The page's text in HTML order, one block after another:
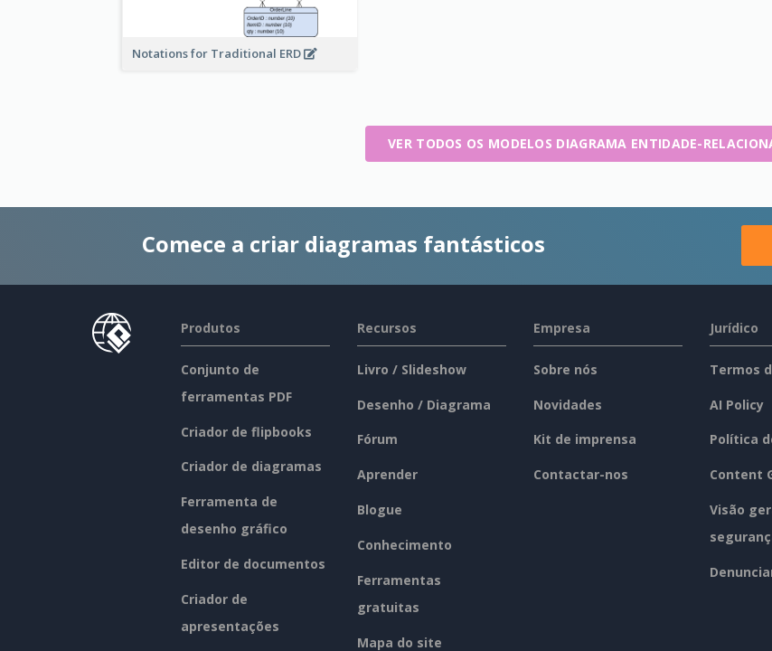
Notations for Traditional ERD
VER TODOS OS MODELOS DIAGRAMA ENTIDADE-
Comece a criar diagramas fantásticos
Produtos
Conjunto de
ferramentas PDF
Criador de flipbooks
Criador de diagramas
Ferramenta de
desenho gráfico
Editor de documentos
Criador de
apresentações
Recursos
Livro / Slideshow
Desenho / Diagrama
Fórum
Aprender
Blogue
Conhecimento
Ferramentas
gratuitas
Mapa do site
Empresa
Sobre nós
Novidades
Kit de imprensa
Contactar-nos
Jurídico
Termos
AI Policy
Política
Content
Visão